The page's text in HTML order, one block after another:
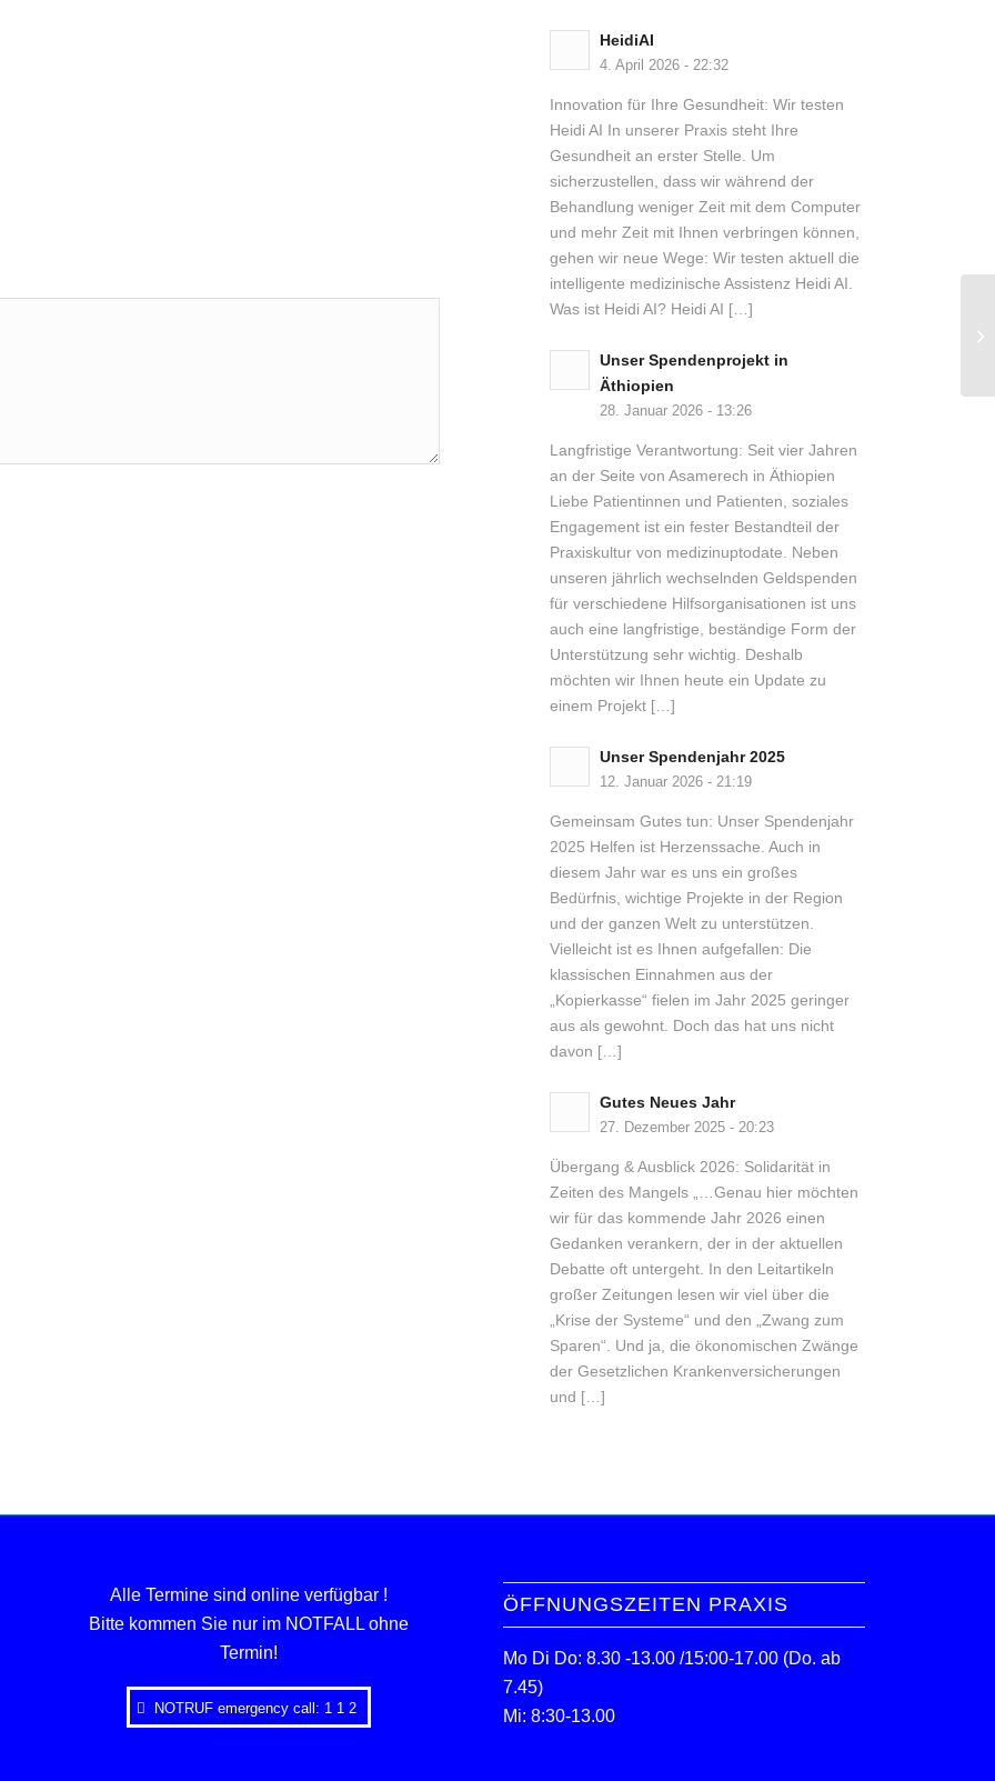
HeidiAI
4. April 2026 - 22:32
Innovation für Ihre Gesundheit: Wir testen
Heidi AI In unserer Praxis steht Ihre
Gesundheit an erster Stelle. Um
sicherzustellen, dass wir während der
Behandlung weniger Zeit mit dem Computer
und mehr Zeit mit Ihnen verbringen können,
gehen wir neue Wege: Wir testen aktuell die
intelligente medizinische Assistenz Heidi AI.
Was ist Heidi AI? Heidi AI […]
Unser Spendenprojekt in
Äthiopien
28. Januar 2026 - 13:26
Langfristige Verantwortung: Seit vier Jahren
an der Seite von Asamerech in Äthiopien
Liebe Patientinnen und Patienten, soziales
Engagement ist ein fester Bestandteil der
Praxiskultur von medizinuptodate. Neben
unseren jährlich wechselnden Geldspenden
für verschiedene Hilfsorganisationen ist uns
auch eine langfristige, beständige Form der
Unterstützung sehr wichtig. Deshalb
möchten wir Ihnen heute ein Update zu
einem Projekt […]
Unser Spendenjahr 2025
12. Januar 2026 - 21:19
Gemeinsam Gutes tun: Unser Spendenjahr
2025 Helfen ist Herzenssache. Auch in
diesem Jahr war es uns ein großes
Bedürfnis, wichtige Projekte in der Region
und der ganzen Welt zu unterstützen.
Vielleicht ist es Ihnen aufgefallen: Die
klassischen Einnahmen aus der
„Kopierkasse“ fielen im Jahr 2025 geringer
aus als gewohnt. Doch das hat uns nicht
davon […]
Gutes Neues Jahr
27. Dezember 2025 - 20:23
Übergang & Ausblick 2026: Solidarität in
Zeiten des Mangels „…Genau hier möchten
wir für das kommende Jahr 2026 einen
Gedanken verankern, der in der aktuellen
Debatte oft untergeht. In den Leitartikeln
großer Zeitungen lesen wir viel über die
„Krise der Systeme“ und den „Zwang zum
Sparen“. Und ja, die ökonomischen Zwänge
der Gesetzlichen Krankenversicherungen
und […]
Alle Termine sind online verfügbar !
Bitte kommen Sie nur im NOTFALL ohne
Termin!
NOTRUF emergency call: 1 1 2
ÖFFNUNGSZEITEN PRAXIS
Mo Di Do: 8.30 -13.00 /15:00-17.00 (Do. ab
7.45)
Mi: 8:30-13.00